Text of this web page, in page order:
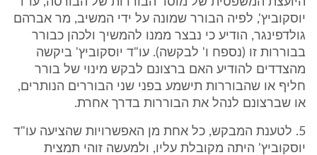
יוסקוביץ', לפיה הבורר שמונה על ידי המשיב, מר אברהם
גולדפינגר, הודיע כי נבצר ממנו להמשיך ולכהן כבורר
בבוררות זו (נספח ו' לבקשה). עו"ד יוסקוביץ' ביקשה
מהצדדים להודיע האם ברצונם לבקש מינוי של בורר
חליף או שהבוררות תישמע בפני שני הבוררים הנותרים,
או שברצונם לנהל את הבוררות בדרך אחרת.
5. לטענת המבקש, כל אחת מן האפשרויות שהציעה עו"ד
יוסקוביץ' היתה מקובלת עליו, ולמעשה זוהי תמצית